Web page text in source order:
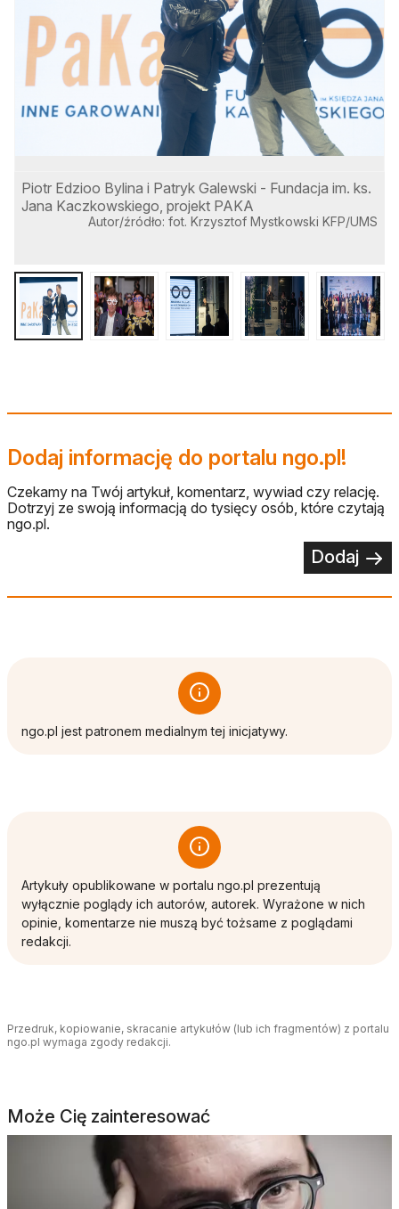
Piotr Edzioo Bylina i Patryk Galewski - Fundacja im. ks.
Jana Kaczkowskiego, projekt PAKA
Autor/źródło: fot. Krzysztof Mystkowski KFP/UMS
Dodaj informację do portalu ngo.pl!
Czekamy na Twój artykuł, komentarz, wywiad czy relację.
Dotrzyj ze swoją informacją do tysięcy osób, które czytają
ngo.pl.
Dodaj
ngo.pl jest patronem medialnym tej inicjatywy.
Artykuły opublikowane w portalu ngo.pl prezentują
wyłącznie poglądy ich autorów, autorek. Wyrażone w nich
opinie, komentarze nie muszą być tożsame z poglądami
redakcji.
Przedruk, kopiowanie, skracanie artykułów (lub ich fragmentów) z portalu
ngo.pl wymaga zgody redakcji.
Może Cię zainteresować